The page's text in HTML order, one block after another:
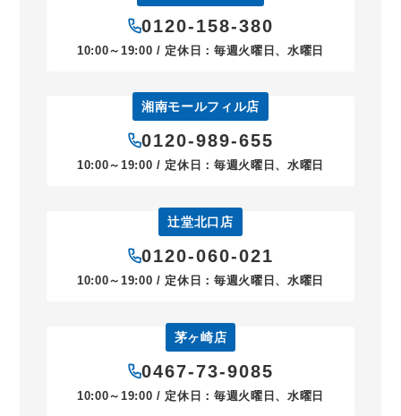
0120-158-380
10:00～19:00 / 定休日：毎週火曜日、水曜日
湘南モールフィル店
0120-989-655
10:00～19:00 / 定休日：毎週火曜日、水曜日
辻堂北口店
0120-060-021
10:00～19:00 / 定休日：毎週火曜日、水曜日
茅ヶ崎店
0467-73-9085
10:00～19:00 / 定休日：毎週火曜日、水曜日